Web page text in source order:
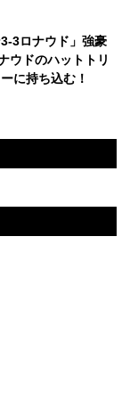
3ロナウド」強豪
ウドのハットトリ
に持ち込む！